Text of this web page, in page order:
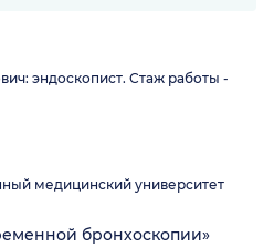
эндоскопист. Стаж работы -
медицинский университет
бронхоскопии»